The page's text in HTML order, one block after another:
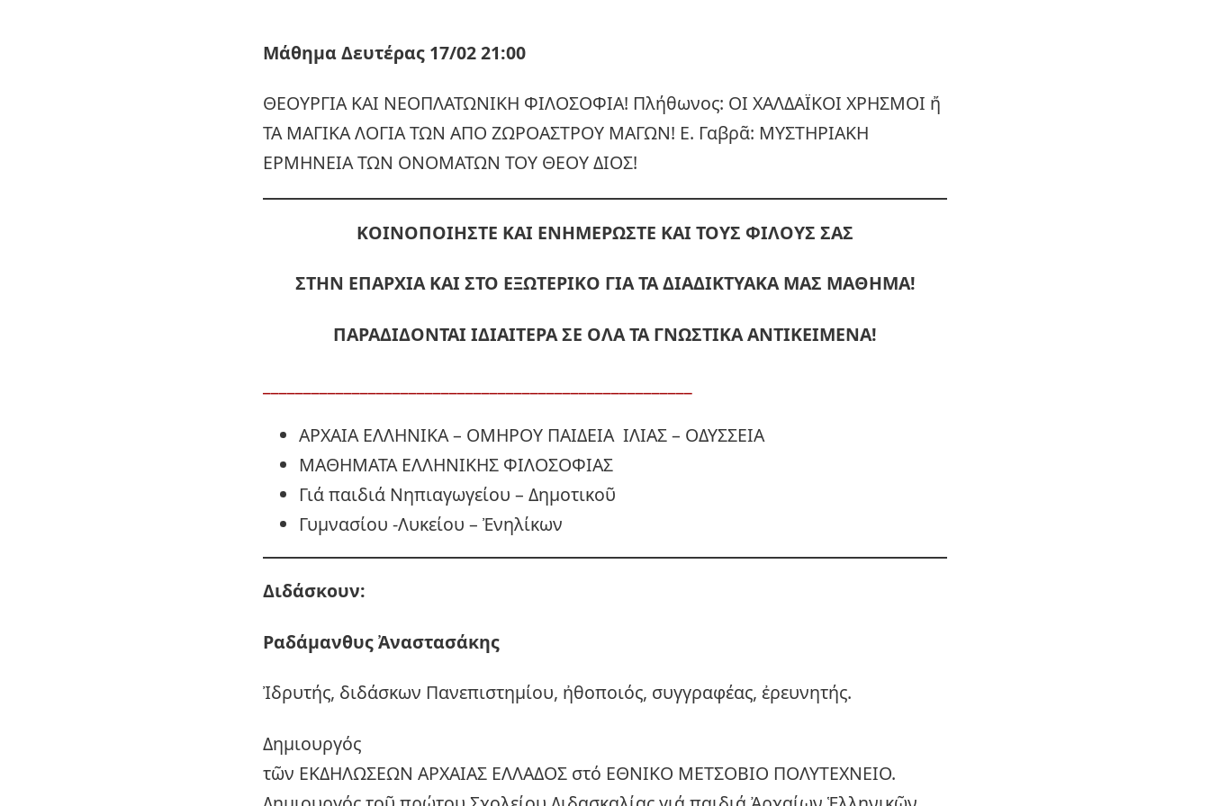
Μάθημα Δευτέρας 17/02 21:00
ΘΕΟΥΡΓΙΑ ΚΑΙ ΝΕΟΠΛΑΤΩΝΙΚΗ ΦΙΛΟΣΟΦΙΑ! Πλήθωνος: ΟΙ ΧΑΛΔΑΪΚΟΙ ΧΡΗΣΜΟΙ ἤ
ΤΑ ΜΑΓΙΚΑ ΛΟΓΙΑ ΤΩΝ ΑΠΟ ΖΩΡΟΑΣΤΡΟΥ ΜΑΓΩΝ! Ε. Γαβρᾶ: ΜΥΣΤΗΡΙΑΚΗ
ΕΡΜΗΝΕΙΑ ΤΩΝ ΟΝΟΜΑΤΩΝ ΤΟΥ ΘΕΟΥ ΔΙΟΣ!
ΚΟΙΝΟΠΟΙΗΣΤΕ ΚΑΙ ΕΝΗΜΕΡΩΣΤΕ ΚΑΙ ΤΟΥΣ ΦΙΛΟΥΣ ΣΑΣ
ΣΤΗΝ ΕΠΑΡΧΙΑ ΚΑΙ ΣΤΟ ΕΞΩΤΕΡΙΚΟ ΓΙΑ ΤΑ ΔΙΑΔΙΚΤΥΑΚΑ ΜΑΣ ΜΑΘΗΜΑ!
ΠΑΡΑΔΙΔΟΝΤΑΙ ΙΔΙΑΙΤΕΡΑ ΣΕ ΟΛΑ ΤΑ ΓΝΩΣΤΙΚΑ ΑΝΤΙΚΕΙΜΕΝΑ!
ΑΡΧΑΙΑ ΕΛΛΗΝΙΚΑ – ΟΜΗΡΟΥ ΠΑΙΔΕΙΑ ΙΛΙΑΣ – ΟΔΥΣΣΕΙΑ
ΜΑΘΗΜΑΤΑ ΕΛΛΗΝΙΚΗΣ ΦΙΛΟΣΟΦΙΑΣ
Γιά παιδιά Νηπιαγωγείου – Δημοτικοῦ
Γυμνασίου -Λυκείου – Ἐνηλίκων
Διδάσκουν:
ΡαδάμανθυςἈναστασάκης
Ἰδρυτής, διδάσκων Πανεπιστημίου, ἠθοποιός, συγγραφέας, ἐρευνητής.
Δημιουργός
τῶν ΕΚΔΗΛΩΣΕΩΝ ΑΡΧΑΙΑΣ ΕΛΛΑΔΟΣ στό ΕΘΝΙΚΟ ΜΕΤΣΟΒΙΟ ΠΟΛΥΤΕΧΝΕΙΟ.